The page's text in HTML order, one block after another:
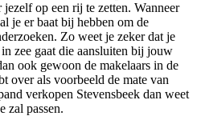
op een rij te zetten. Wanneer
je er baat bij hebben om de
Zo weet je zeker dat je
zee gaat die aansluiten bij jouw
ook gewoon de makelaars in de
over als voorbeeld de mate van
verkopen Stevensbeek dan weet
zal passen.